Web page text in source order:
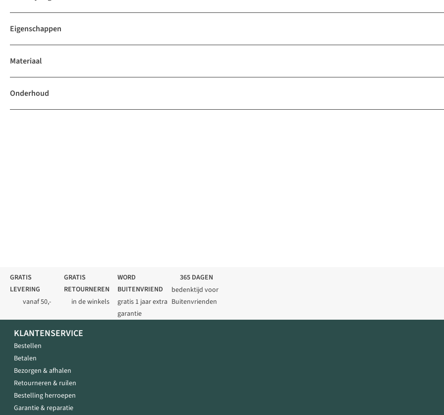
Eigenschappen
Materiaal
Onderhoud
GRATIS
LEVERING
vanaf 50,-
GRATIS
RETOURNEREN
in de winkels
WORD
BUITENVRIEND
gratis 1 jaar extra
garantie
365 DAGEN
bedenktijd voor
Buitenvrienden
KLANTENSERVICE
Bestellen
Betalen
Bezorgen & afhalen
Retourneren & ruilen
Bestelling herroepen
Garantie & reparatie